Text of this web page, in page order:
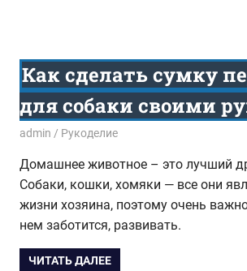
Как сделать сумку
для собаки своими
18.09.2014
admin Рукоделие
Домашнее животное – это лучший
Собаки, кошки, хомяки — все они
жизни хозяина, поэтому очень
нем заботится, развивать.
ЧИТАТЬ ДАЛЕЕ